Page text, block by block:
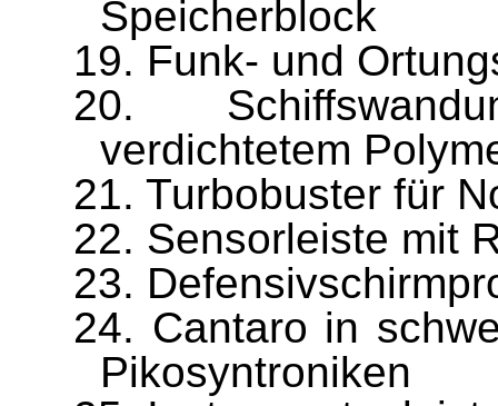
Speicherblock
19. Funk- und
20.
verdichtetem
21. Turbobuster für
22. Sensorleiste mit
23.
24. Cantaro in
Pikosyntroniken